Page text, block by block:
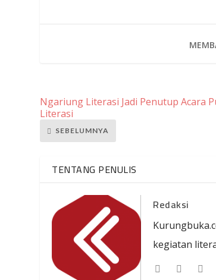
Ngariung Literasi Jadi Penutup Acara
Literasi
SEBELUMNYA
TENTANG PENULIS
Redaksi
kegiatan